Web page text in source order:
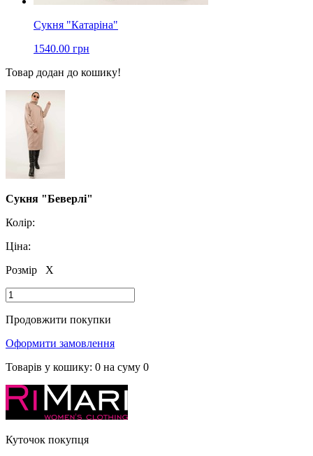
Сукня "Катаріна"
1540.00 грн
Товар додан до кошику!
Сукня "Беверлі"
Колір:
Ціна:
Розмір
X
Продовжити покупки
Оформити замовлення
Товарів у кошику: 0 на суму 0
Куточок покупця